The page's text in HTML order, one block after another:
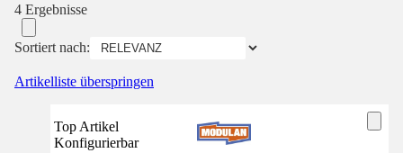
4 Ergebnisse
Sortiert nach:
Artikelliste überspringen
Top Artikel
Konfigurierbar